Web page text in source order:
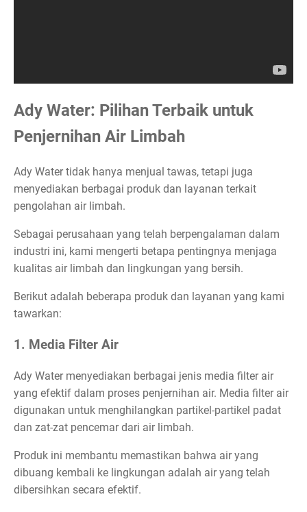
Ady Water: Pilihan Terbaik untuk
Penjernihan Air Limbah
Ady Water tidak hanya menjual tawas, tetapi juga
menyediakan berbagai produk dan layanan terkait
pengolahan air limbah.
Sebagai perusahaan yang telah berpengalaman dalam
industri ini, kami mengerti betapa pentingnya menjaga
kualitas air limbah dan lingkungan yang bersih.
Berikut adalah beberapa produk dan layanan yang kami
tawarkan:
1. Media Filter Air
Ady Water menyediakan berbagai jenis media filter air
yang efektif dalam proses penjernihan air. Media filter air
digunakan untuk menghilangkan partikel-partikel padat
dan zat-zat pencemar dari air limbah.
Produk ini membantu memastikan bahwa air yang
dibuang kembali ke lingkungan adalah air yang telah
dibersihkan secara efektif.